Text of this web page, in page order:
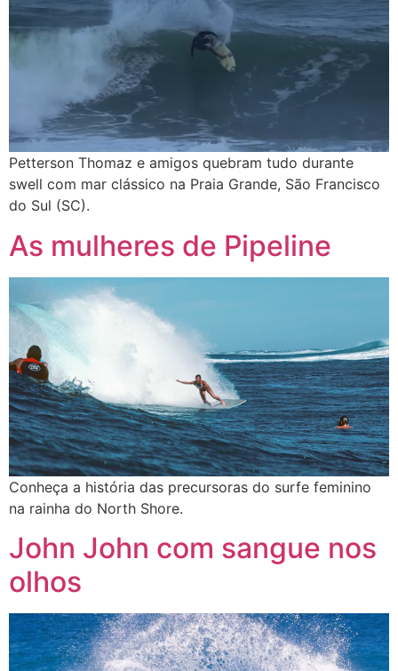
Petterson Thomaz e amigos quebram tudo durante
swell com mar clássico na Praia Grande, São Francisco
do Sul (SC).
As mulheres de Pipeline
Conheça a história das precursoras do surfe feminino
na rainha do North Shore.
John John com sangue nos
olhos